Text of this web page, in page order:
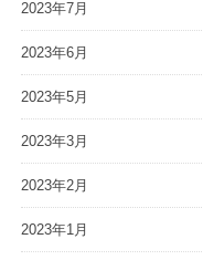
2023年7月
2023年6月
2023年5月
2023年3月
2023年2月
2023年1月